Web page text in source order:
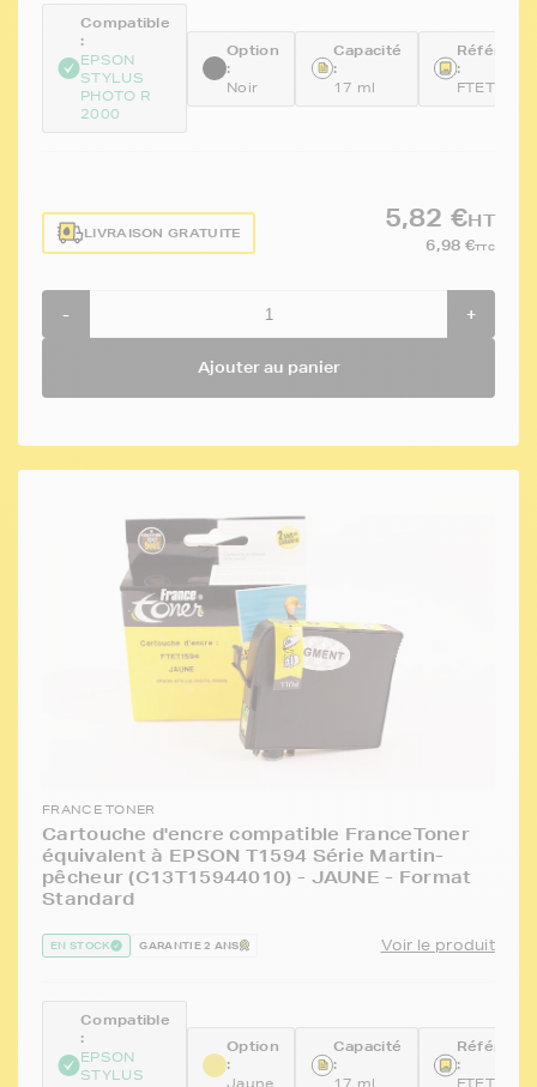
Compatible
:
EPSON
STYLUS
PHOTO R
2000
Option
:
Noir
Capacité
:
17 ml
:
FTET1598
LIVRAISON GRATUITE
5,82 €HT
6,98 €TTC
- +
Ajouter au panier
FRANCE TONER
Cartouche d'encre compatible FranceToner
équivalent à EPSON T1594 Série Martin-
pêcheur (C13T15944010) - JAUNE - Format
Standard
EN STOCK GARANTIE 2 ANS Voir le produit
Compatible
:
EPSON
STYLUS
Option
:
Jaune
Capacité
:
17 ml
:
FTET1594